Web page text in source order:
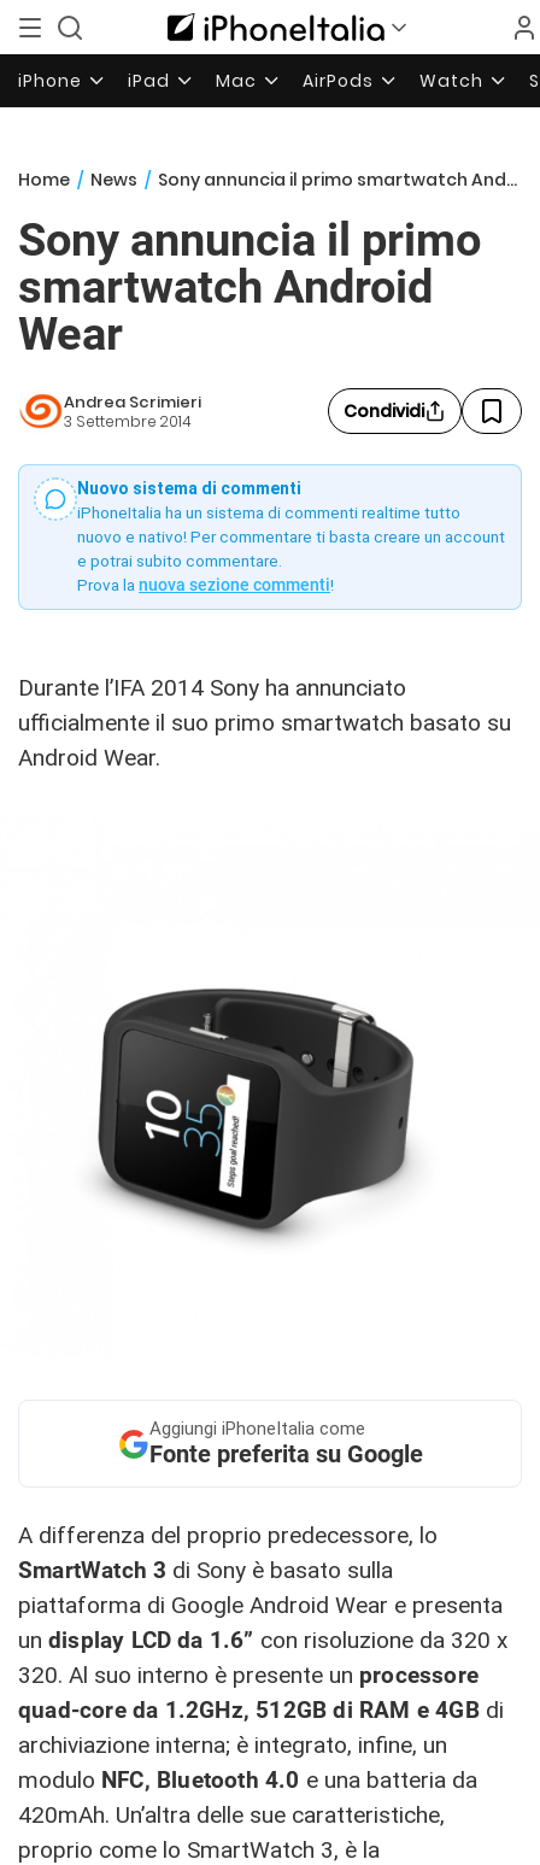
iPhone iPad Mac AirPods Watch
Home / News / Sony annuncia il primo smartwatch Android Wear
Sony annuncia il primo
smartwatch Android
Wear
Andrea Scrimieri
3 Settembre 2014 Condividi
Nuovo sistema di commenti
iPhoneItalia ha un sistema di commenti realtime tutto
nuovo e nativo! Per commentare ti basta creare un account
e potrai subito commentare.
Prova la nuova sezione commenti!
Durante l’IFA 2014 Sony ha annunciato
ufficialmente il suo primo smartwatch basato su
Android Wear.
Aggiungi iPhoneItalia come
Fonte preferita su Google
A differenza del proprio predecessore, lo
SmartWatch 3 di Sony è basato sulla
piattaforma di Google Android Wear e presenta
un display LCD da 1.6” con risoluzione da 320 x
320. Al suo interno è presente un processore
quad-core da 1.2GHz, 512GB di RAM e 4GBdi
archiviazione interna; è integrato, infine, un
modulo NFC, Bluetooth 4.0 e una batteria da
420mAh. Un’altra delle sue caratteristiche,
proprio come lo SmartWatch 3, è la